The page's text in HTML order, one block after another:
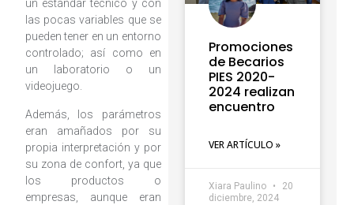
un estándar técnico y con
las pocas variables que se
pueden tener en un entorno
controlado; así como en
un laboratorio o un
videojuego.
Además, los parámetros
eran amañados por su
propia interpretación y por
su zona de confort, ya que
los productos o
empresas, aunque eran
Promociones
de Becarios
PIES 2020-
2024 realizan
encuentro
VER ARTÍCULO »
Xiara Paulino
20
diciembre, 2024